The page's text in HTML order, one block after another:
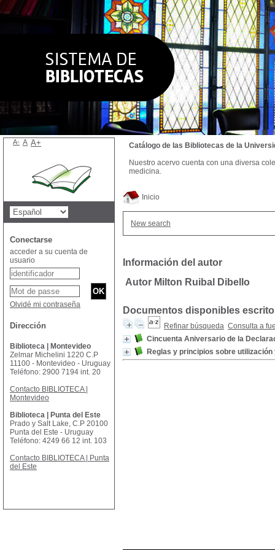
Inicio
New search
Información del autor
Autor Milton Ruibal Dibello
Documentos disponibles
Refinar búsqueda Consulta a
Cincuenta Aniversario de la
Reglas y principios sobre
Catálogo de las Bibliotecas de la
Nuestro acervo cuenta con una diversa
medicina.
A- A A+
Conectarse
acceder a su cuenta de
usuario
Olvidé mi contraseña
Dirección
Biblioteca | Montevideo
Zelmar Michelini 1220 C.P
11100 - Montevideo - Uruguay
Teléfono: 2900 7194 int. 20
Contacto BIBLIOTECA |
Montevideo
Biblioteca | Punta del Este
Prado y Salt Lake, C.P 20100
Punta del Este - Uruguay
Teléfono: 4249 66 12 int. 103
Contacto BIBLIOTECA | Punta
del Este